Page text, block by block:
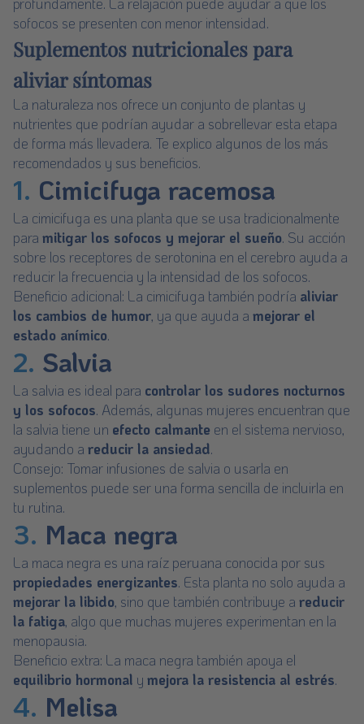
sofocos se presenten con menor intensidad.
Suplementos nutricionales para
aliviar síntomas
La naturaleza nos ofrece un conjunto de plantas y
nutrientes que podrían ayudar a sobrellevar esta etapa
de forma más llevadera. Te explico algunos de los más
recomendados y sus beneficios.
1. Cimicifuga racemosa
La cimicifuga es una planta que se usa tradicionalmente
para mitigar los sofocos y mejorar el sueño. Su acción
sobre los receptores de serotonina en el cerebro ayuda a
reducir la frecuencia y la intensidad de los sofocos.
Beneficio adicional: La cimicifuga también podría aliviar
los cambios de humor, ya que ayuda a mejorar el
estado anímico.
2. Salvia
La salvia es ideal para controlar los sudores nocturnos
y los sofocos. Además, algunas mujeres encuentran que
la salvia tiene un efecto calmante en el sistema nervioso,
ayudando a reducir la ansiedad.
Consejo: Tomar infusiones de salvia o usarla en
suplementos puede ser una forma sencilla de incluirla en
tu rutina.
3. Maca negra
La maca negra es una raíz peruana conocida por sus
propiedades energizantes. Esta planta no solo ayuda a
mejorar la libido, sino que también contribuye a reducir
la fatiga, algo que muchas mujeres experimentan en la
menopausia.
Beneficio extra: La maca negra también apoya el
equilibrio hormonal y mejora la resistencia al estrés.
4. Melisa